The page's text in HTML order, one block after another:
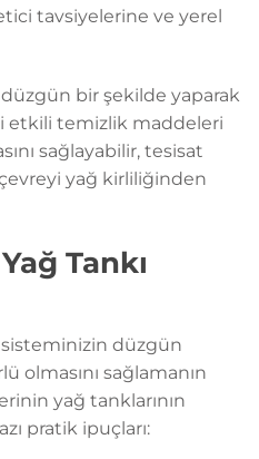
tavsiyelerine ve yerel
düzgün bir şekilde yaparak
etkili temizlik maddeleri
sağlayabilir, tesisat
yağ kirliliğinden
Tankı
sisteminizin düzgün
olmasını sağlamanın
yağ tanklarının
pratik ipuçları: